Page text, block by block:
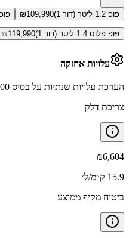
פופ 1.2 ליטר (דור 1) ₪109,990 פופ פלוס
פופ פלוס 1.4 ליטר (דור 1) ₪119,990
עלויות אחזקה
הערכת עלויות שנתיות על בסיס 15,000 ק״מ בשנה
צריכת דלק
₪6,604
15.9 ק״מ/ל׳
ביטוח מקיף ממוצע